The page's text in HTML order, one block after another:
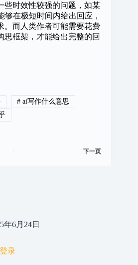
些时效性较强的问题，如某
够在极短时间内给出回应，
。而人类作者可能需要花费
思框架，才能给出完整的回
# ai写作什么意思
下一页
年6月24日
录